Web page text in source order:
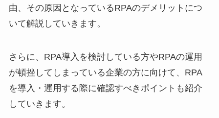
由、その原因となっているRPAのデメリットにつ
いて解説していきます。
さらに、RPA導入を検討している方やRPAの運用
が頓挫してしまっている企業の方に向けて、RPA
を導入・運用する際に確認すべきポイントも紹介
していきます。